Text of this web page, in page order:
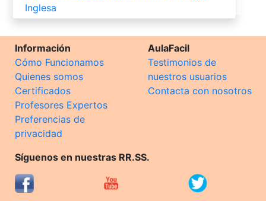
Inglesa
Información
Cómo Funcionamos
Quienes somos
Certificados
Profesores Expertos
Preferencias de
privacidad
AulaFacil
Testimonios de
nuestros usuarios
Contacta con nosotros
Síguenos en nuestras RR.SS.